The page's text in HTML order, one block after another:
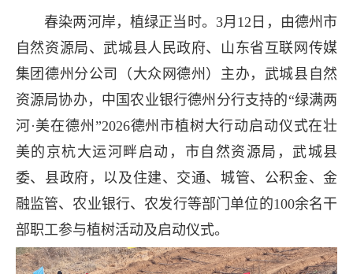
春染两河岸，植绿正当时。3月12日，由德州市
自然资源局、武城县人民政府、山东省互联网传媒
集团德州分公司（大众网德州）主办，武城县自然
资源局协办，中国农业银行德州分行支持的“绿满两
河·美在德州”2026德州市植树大行动启动仪式在壮
美的京杭大运河畔启动，市自然资源局，武城县
委、县政府，以及住建、交通、城管、公积金、金
融监管、农业银行、农发行等部门单位的100余名干
部职工参与植树活动及启动仪式。